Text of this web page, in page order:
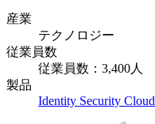
産業
テクノロジー
従業員数
従業員数：3,400人
製品
Identity Security Cloud